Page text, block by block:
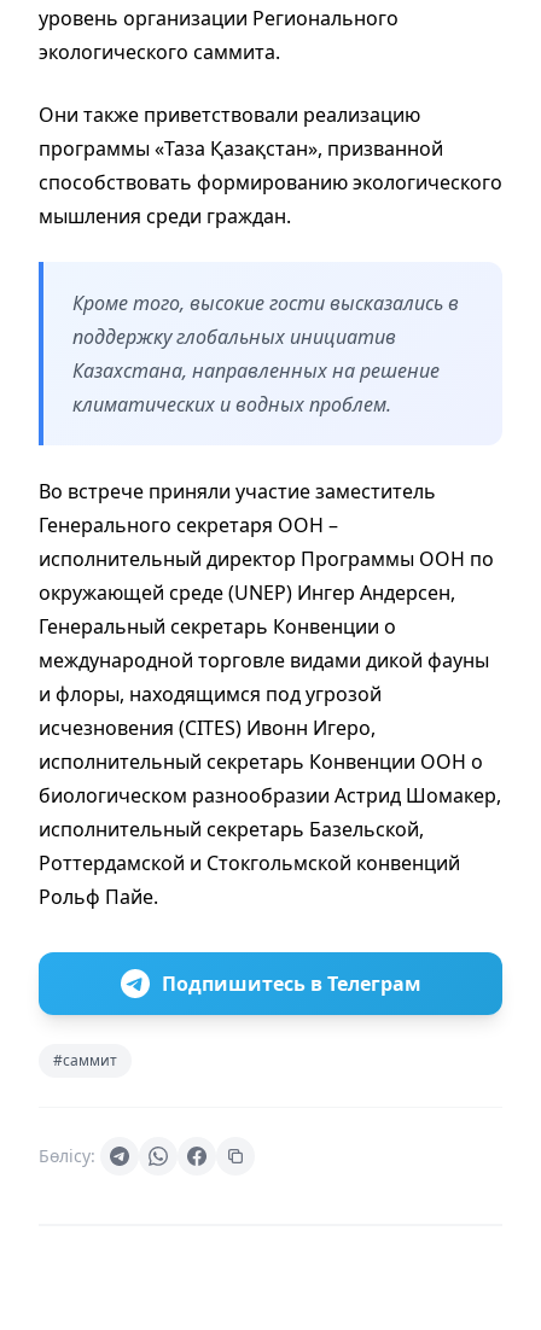
уровень организации Регионального
экологического саммита.
Они также приветствовали реализацию
программы «Таза Қазақстан», призванной
способствовать формированию экологического
мышления среди граждан.
Кроме того, высокие гости высказались в
поддержку глобальных инициатив
Казахстана, направленных на решение
климатических и водных проблем.
Во встрече приняли участие заместитель
Генерального секретаря ООН –
исполнительный директор Программы ООН по
окружающей среде (UNEP) Ингер Андерсен,
Генеральный секретарь Конвенции о
международной торговле видами дикой фауны
и флоры, находящимся под угрозой
исчезновения (CITES) Ивонн Игеро,
исполнительный секретарь Конвенции ООН о
биологическом разнообразии Астрид Шомакер,
исполнительный секретарь Базельской,
Роттердамской и Стокгольмской конвенций
Рольф Пайе.
Подпишитесь в Телеграм
#саммит
Бөлісу: